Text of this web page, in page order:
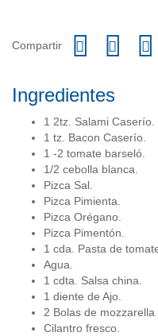
Compartir
Ingredientes
1 2tz. Salami Caserío.
1 tz. Bacon Caserío.
1 -2 tomate barseló.
1/2 cebolla blanca.
Pizca Sal.
Pizca Pimienta.
Pizca Orégano.
Pizca Pimentón.
1 cda. Pasta de
Agua.
1 cdta. Salsa china.
1 diente de Ajo.
2 Bolas de mozzarella
Cilantro fresco.